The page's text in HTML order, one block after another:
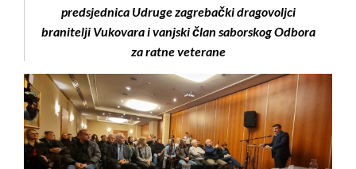
predsjednica Udruge zagrebački dragovoljci
branitelji Vukovara i vanjski član saborskog Odbora
za ratne veterane